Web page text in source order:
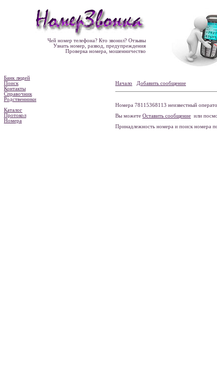
Чей номер телефона? Кто звонил? Отзывы
Узнать номер, развод, предупреждения
Проверка номера, мошенничество
Банк людей
Поиск
Контакты
Справочник
Родственники
Каталог
Протокол
Номера
Начало Добавить сообщение
Номера 78115368113 неизвестный
Вы можете Оставить сообщение или
Принадлежность номера и поиск номера